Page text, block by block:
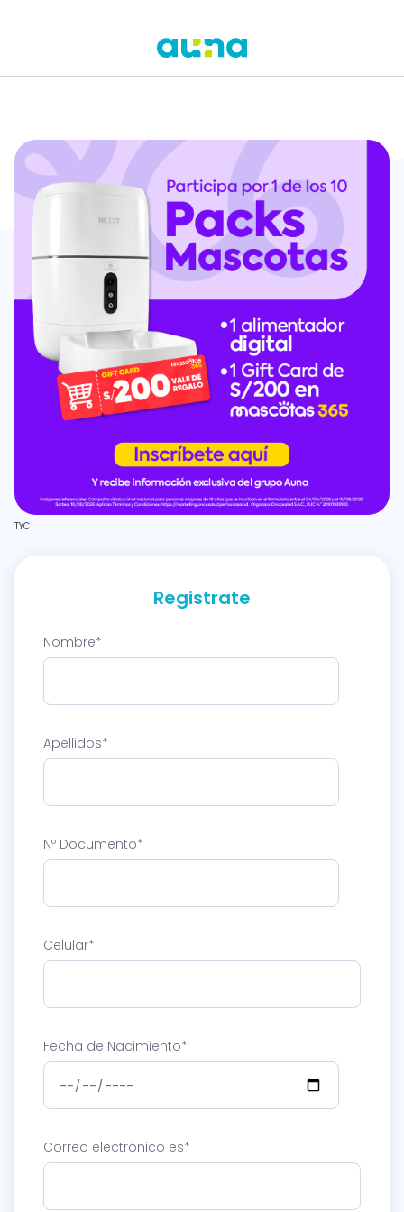
TYC
Registrate
Nombre*
Apellidos*
Nº Documento*
Celular*
Fecha de Nacimiento*
Correo electrónico es*